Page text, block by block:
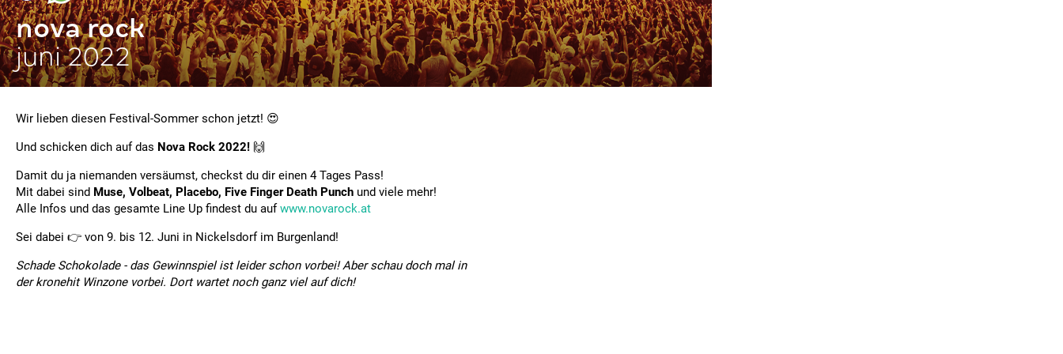
nova rock
juni 2022
Wir lieben diesen Festival-Sommer schon jetzt! 😍
Und schicken dich auf das Nova Rock 2022! 🙌
Damit du ja niemanden versäumst, checkst du dir einen 4 Tages Pass!
Mit dabei sind Muse, Volbeat, Placebo, Five Finger Death Punch und viele mehr!
Alle Infos und das gesamte Line Up findest du aufwww.novarock.at
Sei dabei 👉 von 9. bis 12. Juni in Nickelsdorf im Burgenland!
Schade Schokolade - das Gewinnspiel ist leider schon vorbei! Aber schau doch mal in
der kronehit Winzone vorbei. Dort wartet noch ganz viel auf dich!